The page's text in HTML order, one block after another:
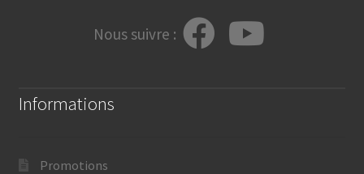
Nous suivre :
Informations
Promotions